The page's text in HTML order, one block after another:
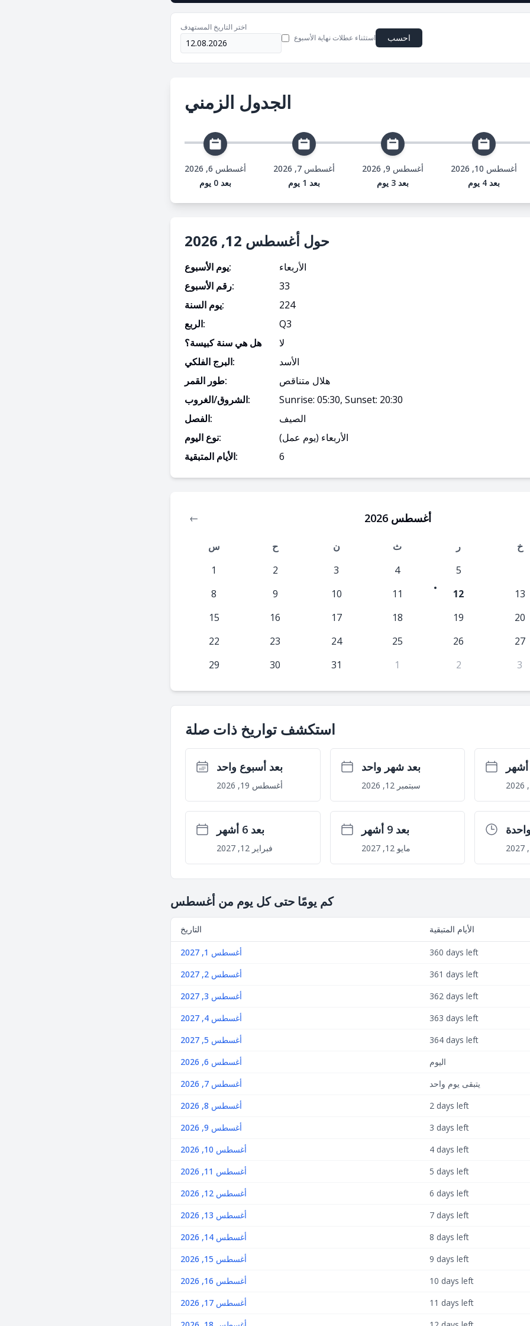
اختر التاريخ المستهدف
استثناء عطلات نهاية الأسبوع
احسب
الجدول الزمني
أغسطس 6, 2026
بعد 0 يوم
أغسطس 7, 2026
بعد 1 يوم
أغسطس 9, 2026
بعد 3 يوم
أغسطس 10, 2026
بعد 4 يوم
حول أغسطس 12, 2026
يوم الأسبوع:
الأربعاء
رقم الأسبوع:
33
يوم السنة:
224
الربع:
Q3
هل هي سنة كبيسة؟
لا
البرج الفلكي:
الأسد
طور القمر:
هلال متناقص
الشروق/الغروب:
Sunrise: 05:30, Sunset: 20:30
الفصل:
الصيف
نوع اليوم:
الأربعاء (يوم عمل)
الأيام المتبقية:
6
← أغسطس 2026
س ح ن ث ر
خ
1
2 3 4 5
8
9 10 11 12
13
15
16 17 18 19
20
22
23 24 25 26
27
29
30 31 1 2 3
استكشف تواريخ ذات صلة
بعد أسبوع واحد
أغسطس 19, 2026
بعد شهر واحد
سبتمبر 12, 2026
بعد 6 أشهر
فبراير 12, 2027
بعد 9 أشهر
مايو 12, 2027
كم يومًا حتى كل يوم من أغسطس
التاريخ الأيام المتبقية
أغسطس 1, 2027
360 days left
أغسطس 2, 2027
361 days left
أغسطس 3, 2027
362 days left
أغسطس 4, 2027
363 days left
أغسطس 5, 2027
364 days left
أغسطس 6, 2026
اليوم
أغسطس 7, 2026
يتبقى يوم واحد
أغسطس 8, 2026
2 days left
أغسطس 9, 2026
3 days left
أغسطس 10, 2026
4 days left
أغسطس 11, 2026
5 days left
أغسطس 12, 2026
6 days left
أغسطس 13, 2026
7 days left
أغسطس 14, 2026
8 days left
أغسطس 15, 2026
9 days left
أغسطس 16, 2026
10 days left
أغسطس 17, 2026
11 days left